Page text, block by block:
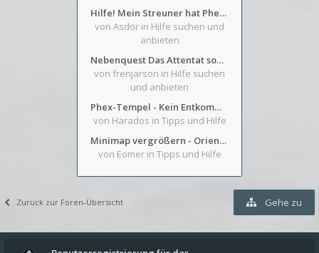
Hilfe! Mein Streuner hat Phexens Gunst verloren...
von Asdor in Hilfe suchen und
anbieten
Nebenquest Das Attentat sowie Beilunker Reiter und zwei kleine Ausrüstungsfragen
von frenjarson in Hilfe suchen
und anbieten
Phex-Tempel - Kein Entkommen aus Weinkeller/Bibliothek Trakt
von Harados in Tipps und Hilfe
Minimap vergrößern - Orientierung in Blutzinnen
von Eomer in Tipps und Hilfe
Zurück zur Foren-Übersicht Gehe zu